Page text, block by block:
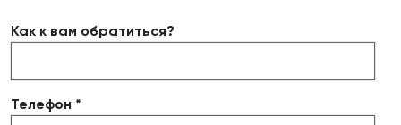
Как к вам обратиться?
Телефон *